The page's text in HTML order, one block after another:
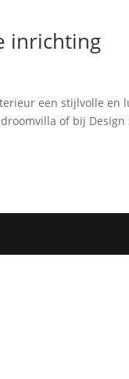
inrichting
een stijlvolle en
of bij